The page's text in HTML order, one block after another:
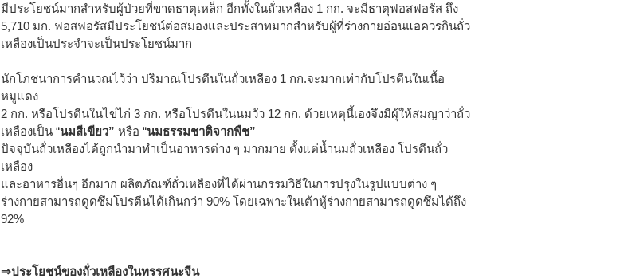
มีประโยชน์มากสำหรับผู้ป่วยที่ขาดธาตุเหล็ก อีกทั้งในถั่วเหลือง 1 กก. จะมีธาตุฟอสฟอรัส ถึง
5,710 มก. ฟอสฟอรัสมีประโยชน์ต่อสมองและประสาทมากสำหรับผู้ที่ร่างกายอ่อนแอควรกินถั่ว
เหลืองเป็นประจำจะเป็นประโยชน์มาก
นักโภชนาการคำนวณไว้ว่า ปริมาณโปรตีนในถั่วเหลือง 1 กก.จะมากเท่ากับโปรตีนในเนื้อ
หมูแดง
2 กก. หรือโปรตีนในไข่ไก่ 3 กก. หรือโปรตีนในนมวัว 12 กก. ด้วยเหตุนี้เองจึงมีผุ้ให้สมญาว่าถั่ว
เหลืองเป็น “นมสีเขียว” หรือ “นมธรรมชาติจากพืช”
ปัจจุบันถั่วเหลืองได้ถูกนำมาทำเป็นอาหารต่าง ๆ มากมาย ตั้งแต่น้ำนมถั่วเหลือง โปรตีนถั่ว
เหลือง
และอาหารอื่นๆ อีกมาก ผลิตภัณฑ์ถั่วเหลืองที่ได้ผ่านกรรมวิธีในการปรุงในรูปแบบต่าง ๆ
ร่างกายสามารถดูดซึมโปรตีนได้เกินกว่า 90% โดยเฉพาะในเต้าหู้ร่างกายสามารถดูดซึมได้ถึง
92%
⇒ประโยชน์ของถั่วเหลืองในทรรศนะจีน